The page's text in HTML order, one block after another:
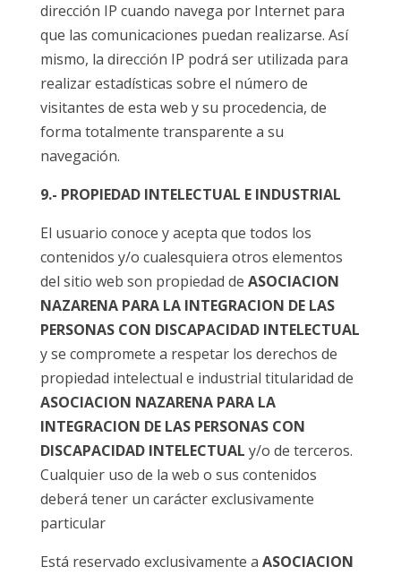
dirección IP cuando navega por Internet para
que las comunicaciones puedan realizarse. Así
mismo, la dirección IP podrá ser utilizada para
realizar estadísticas sobre el número de
visitantes de esta web y su procedencia, de
forma totalmente transparente a su
navegación.
9.- PROPIEDAD INTELECTUAL E INDUSTRIAL
El usuario conoce y acepta que todos los
contenidos y/o cualesquiera otros elementos
del sitio web son propiedad de ASOCIACION
NAZARENA PARA LA INTEGRACION DE LAS
PERSONAS CON DISCAPACIDAD INTELECTUAL
y se compromete a respetar los derechos de
propiedad intelectual e industrial titularidad de
ASOCIACION NAZARENA PARA LA
INTEGRACION DE LAS PERSONAS CON
DISCAPACIDAD INTELECTUAL y/o de terceros.
Cualquier uso de la web o sus contenidos
deberá tener un carácter exclusivamente
particular
Está reservado exclusivamente a ASOCIACION